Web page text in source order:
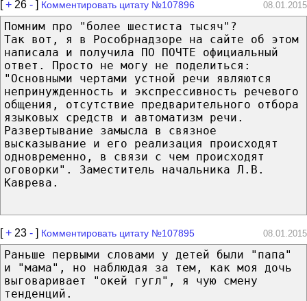
[+ 26 - ] Комментировать цитату №107896 08.01.2015
Помним про "более шестиста тысяч"?
Так вот, я в Рособрнадзоре на сайте об этом
написала и получила ПО ПОЧТЕ официальный
ответ. Просто не могу не поделиться:
"Основными чертами устной речи являются
непринужденность и экспрессивность речевого
общения, отсутствие предварительного отбора
языковых средств и автоматизм речи.
Развертывание замысла в связное
высказывание и его реализация происходят
одновременно, в связи с чем происходят
оговорки". Заместитель начальника Л.В.
Каврева.
[+ 23 - ] Комментировать цитату №107895 08.01.2015
Раньше первыми словами у детей были "папа"
и "мама", но наблюдая за тем, как моя дочь
выговаривает "окей гугл", я чую смену
тенденций.